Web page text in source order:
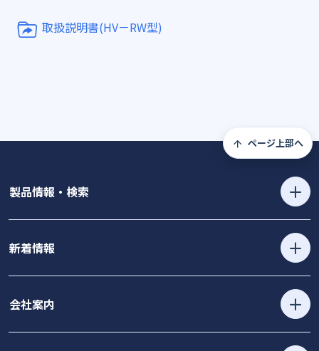
取扱説明書(HV－RW型)
ページ上部へ
製品情報・検索
新着情報
会社案内